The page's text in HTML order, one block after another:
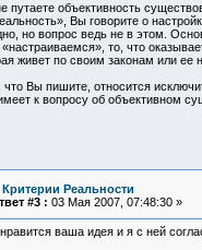
путаете объективность
Вы говорите о
но вопрос ведь не в этом.
то, что
живет по своим законам или ее
Вы пишите, относится
к вопросу об объективном
Критерии Реальности
#3 : 03 Мая 2007, 07:48:30 »
ваша идея и я с ней